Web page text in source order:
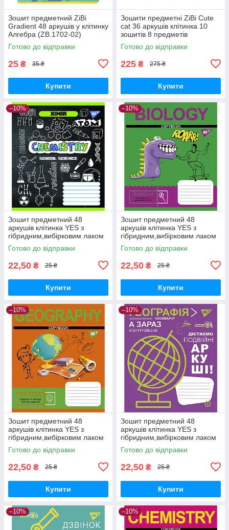
Зошит предметний ZiBi
Gradient 48 аркушів у клітинку
Алгебра (ZB.1702-02)
Готово до відправки
25 ₴ 35 ₴
Купити
Зошити предметні ZiBi Cute
cat 36 аркушів клітинка 10
зошитів 8 предметів
(ZB.1731-99)
Готово до відправки
225 ₴ 275 ₴
Купити
–10%
Зошит предметний 48
аркушів клітинка YES з
гібридним,вибірковим лаком
ХІМІЯ (Doodle board)
Готово до відправки
22,50 ₴ 25 ₴
Купити
–10%
Зошит предметний 48
аркушів клітинка YES з
гібридним,вибірковим лаком
БІОЛОГІЯ (Cool school
subjects)
Готово до відправки
22,50 ₴ 25 ₴
Купити
–10%
Зошит предметний 48
аркушів клітинка YES з
гібридним,вибірковим лаком
ГЕОГРАФІЯ (Cool school
subjects)
Готово до відправки
22,50 ₴ 25 ₴
Купити
–10%
Зошит предметний 48
аркушів клітинка YES з
гібридним,вибірковим лаком
ГЕОГРАФІЯ (Fun school
subjects)
Готово до відправки
22,50 ₴ 25 ₴
Купити
–10% –10%